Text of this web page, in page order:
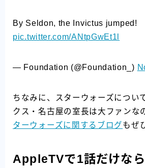
By Seldon, the Invictus jumped!
pic.twitter.com/ANtpGwEt1l
— Foundation (@Foundation_)
ちなみに、スターウォーズについ
クス・名古屋の室長は大ファンな
ターウォーズに関するブログもぜ
AppleTVで1話だけな